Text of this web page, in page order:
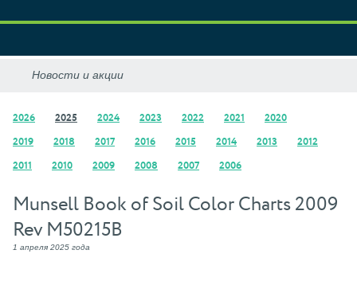
2026 2025 2024 2023 2022 2021 2020
2019 2018 2017 2016 2015 2014 2013 2012
2011 2010 2009 2008 2007 2006
Munsell Book of Soil Color Charts 2009
Rev M50215B
1 апреля 2025 года